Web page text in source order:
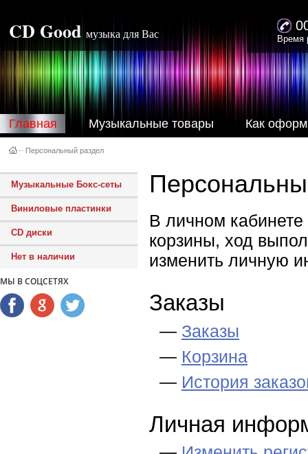
CD Good музыка для Вас Время
Главная Музыкальные товары Как
– Персональный раздел
Музыкальные Бокс-сеты
Виниловые пластинки
CD диски
Нет в наличии
МЫ В СОЦСЕТЯХ
В личном
корзины, ход
изменить личную
Заказы
Заказы
Корзина
История
Личная